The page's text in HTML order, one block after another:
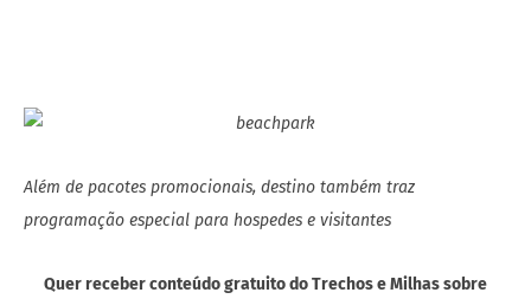
Além de pacotes promocionais, destino também traz
programação especial para hospedes e visitantes
Quer receber conteúdo gratuito do Trechos e Milhas sobre